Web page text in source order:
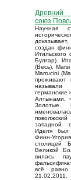
Древний
союз
Научная
создан
Итильского
Булгар).
(Весь),
Marrucini
проживают
называли
германские
Алтынами,
Золотые.
западной
Иделя был
Финн-
столицей
Великой
вилась
всё равно
21.02.2011.